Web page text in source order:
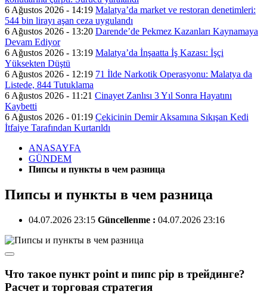
6 Ağustos 2026 - 14:19 Malatya’da market ve restoran denetimleri:
544 bin lirayı aşan ceza uygulandı
6 Ağustos 2026 - 13:20 Darende’de Pekmez Kazanları Kaynamaya
Devam Ediyor
6 Ağustos 2026 - 13:19 Malatya’da İnşaatta İş Kazası: İşçi
Yüksekten Düştü
6 Ağustos 2026 - 12:19 71 İlde Narkotik Operasyonu: Malatya da
Listede, 844 Tutuklama
6 Ağustos 2026 - 11:21 Cinayet Zanlısı 3 Yıl Sonra Hayatını
Kaybetti
6 Ağustos 2026 - 01:19 Çekicinin Demir Aksamına Sıkışan Kedi
İtfaiye Tarafından Kurtarıldı
ANASAYFA
GÜNDEM
Пипсы и пункты в чем разница
Пипсы и пункты в чем разница
04.07.2026 23:15 Güncellenme : 04.07.2026 23:16
Что такое пункт point и пипс pip в трейдинге?
Расчет и торговая стратегия